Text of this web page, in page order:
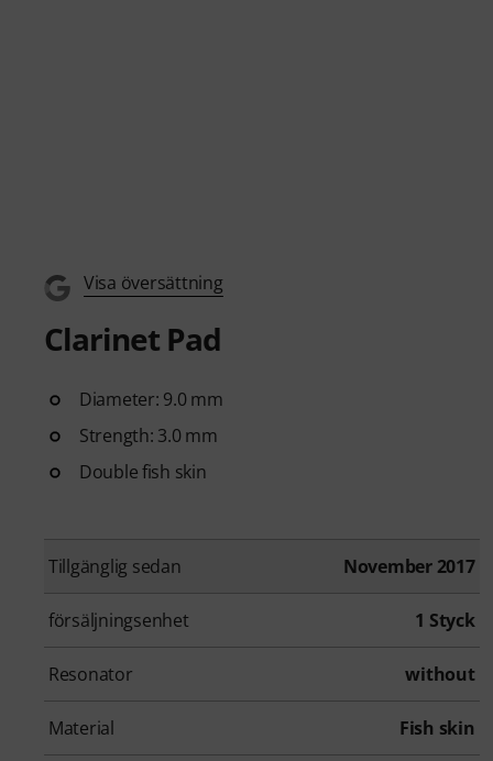
Visa översättning
Clarinet Pad
Diameter: 9.0 mm
Strength: 3.0 mm
Double fish skin
Tillgänglig sedan November 2017
försäljningsenhet 1 Styck
Resonator without
Material Fish skin